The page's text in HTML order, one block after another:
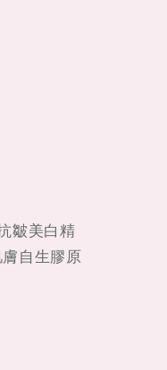
皺美白精
自生膠原